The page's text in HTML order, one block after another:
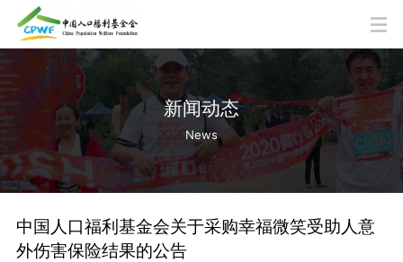
新闻动态
News
中国人口福利基金会关于采购幸福微笑受助人意
外伤害保险结果的公告